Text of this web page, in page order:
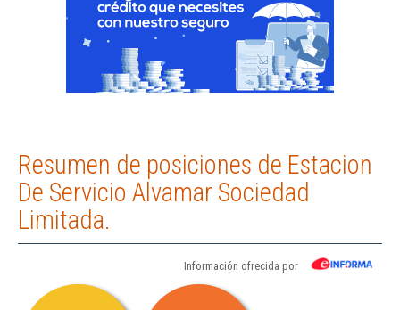
Resumen de posiciones de Estacion
De Servicio Alvamar Sociedad
Limitada.
Información ofrecida por